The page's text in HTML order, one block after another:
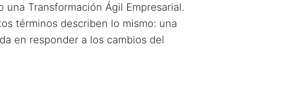
Transformación Ágil Empresarial.
términos describen lo mismo: una
en responder a los cambios del